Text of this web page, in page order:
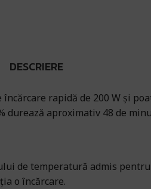
DESCRIERE
rapidă de 200 W și
aproximativ 48 de
temperatură admis
o încărcare.